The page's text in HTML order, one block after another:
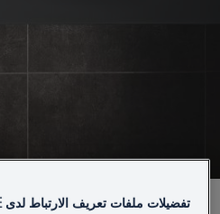
تفضيلات ملفات تعريف الارتباط لدى GROHE